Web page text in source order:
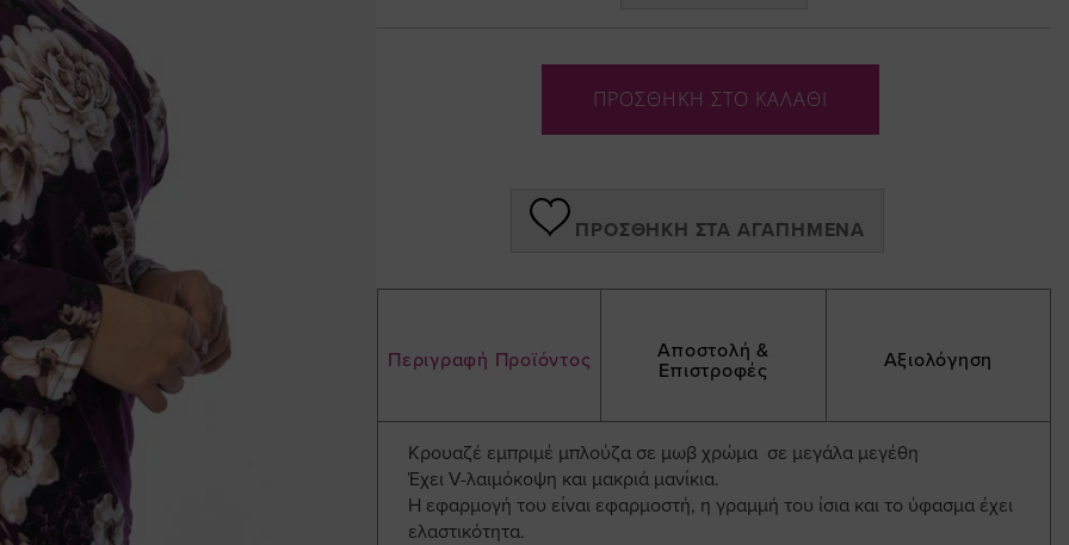
ΠΡΟΣΘΗΚΗ ΣΤΟ ΚΑΛΑΘΙ
ΠΡΟΣΘΉΚΗ ΣΤΑ ΑΓΑΠΗΜΈΝΑ
Περιγραφή Προϊόντος
Αποστολή &
Επιστροφές
Αξιολόγηση
Κρουαζέ εμπριμέ μπλούζα σε μωβ χρώμα σε μεγάλα μεγέθη
Έχει V-λαιμόκοψη και μακριά μανίκια.
Η εφαρμογή του είναι εφαρμοστή, η γραμμή του ίσια και το ύφασμα έχει
ελαστικότητα.